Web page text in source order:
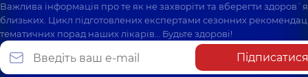
Важлива інформація про те як не захворіти та вберегти
близьких. Цикл підготовлених експертами сезонних
тематичних порад наших лікарів… Будьте здорові!
Підписатися